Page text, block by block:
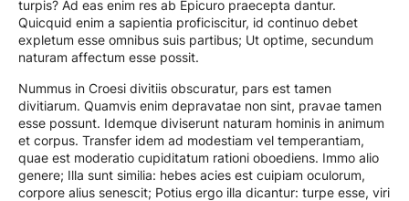
turpis? Ad eas enim res ab Epicuro praecepta dantur.
Quicquid enim a sapientia proficiscitur, id continuo debet
expletum esse omnibus suis partibus; Ut optime, secundum
naturam affectum esse possit.
Nummus in Croesi divitiis obscuratur, pars est tamen
divitiarum. Quamvis enim depravatae non sint, pravae tamen
esse possunt. Idemque diviserunt naturam hominis in animum
et corpus. Transfer idem ad modestiam vel temperantiam,
quae est moderatio cupiditatum rationi oboediens. Immo alio
genere; Illa sunt similia: hebes acies est cuipiam oculorum,
corpore alius senescit; Potius ergo illa dicantur: turpe esse, viri